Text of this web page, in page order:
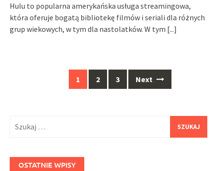
Hulu to popularna amerykańska usługa streamingowa,
która oferuje bogatą bibliotekę filmów i seriali dla różnych
grup wiekowych, w tym dla nastolatków. W tym [...]
1 2 3 Next
OSTATNIE WPISY